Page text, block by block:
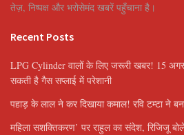
तेज़, निष्पक्ष और भरोसेमंद खबरें पहुँचाना है।
Recent Posts
LPG Cylinder वालों के लिए जरूरी खबर! 15
सकती है गैस सप्लाई में परेशानी
पहाड़ के लाल ने कर दिखाया कमाल! रवि टम्टा ने
महिला सशक्तिकरण’ पर राहुल का संदेश, रिजिजू